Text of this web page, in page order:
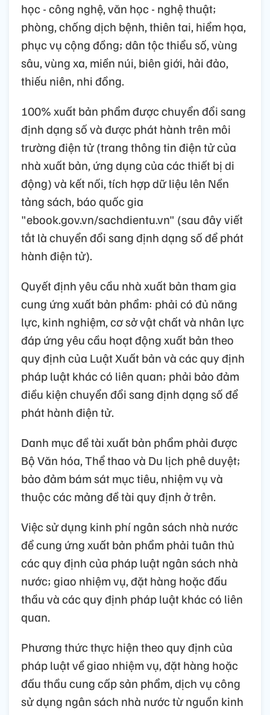
học - công nghệ, văn học - nghệ thuật;
phòng, chống dịch bệnh, thiên tai, hiểm họa,
phục vụ cộng đồng; dân tộc thiểu số, vùng
sâu, vùng xa, miền núi, biên giới, hải đảo,
thiếu niên, nhi đồng.
100% xuất bản phẩm được chuyển đổi sang
định dạng số và được phát hành trên môi
trường điện tử (trang thông tin điện tử của
nhà xuất bản, ứng dụng của các thiết bị di
động) và kết nối, tích hợp dữ liệu lên Nền
tảng sách, báo quốc gia
"ebook.gov.vn/sachdientu.vn" (sau đây viết
tắt là chuyển đổi sang định dạng số để phát
hành điện tử).
Quyết định yêu cầu nhà xuất bản tham gia
cung ứng xuất bản phẩm: phải có đủ năng
lực, kinh nghiệm, cơ sở vật chất và nhân lực
đáp ứng yêu cầu hoạt động xuất bản theo
quy định của Luật Xuất bản và các quy định
pháp luật khác có liên quan; phải bảo đảm
điều kiện chuyển đổi sang định dạng số để
phát hành điện tử.
Danh mục đề tài xuất bản phẩm phải được
Bộ Văn hóa, Thể thao và Du lịch phê duyệt;
bảo đảm bám sát mục tiêu, nhiệm vụ và
thuộc các mảng đề tài quy định ở trên.
Việc sử dụng kinh phí ngân sách nhà nước
để cung ứng xuất bản phẩm phải tuân thủ
các quy định của pháp luật ngân sách nhà
nước; giao nhiệm vụ, đặt hàng hoặc đấu
thầu và các quy định pháp luật khác có liên
quan.
Phương thức thực hiện theo quy định của
pháp luật về giao nhiệm vụ, đặt hàng hoặc
đấu thầu cung cấp sản phẩm, dịch vụ công
sử dụng ngân sách nhà nước từ nguồn kinh